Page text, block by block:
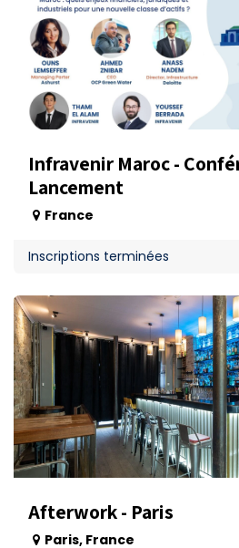
Infravenir Maroc -
Lancement
France
Inscriptions terminées
Afterwork - Paris
Paris, France